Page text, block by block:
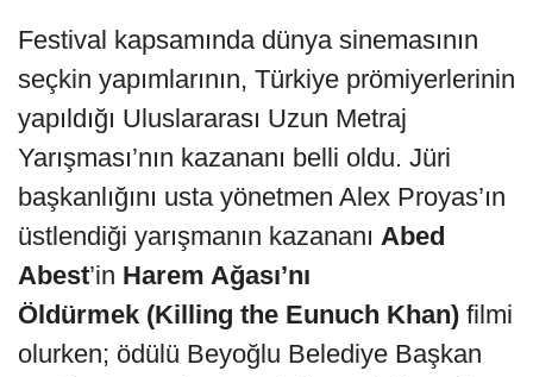
Festival kapsamında dünya sinemasının
seçkin yapımlarının, Türkiye prömiyerlerinin
yapıldığı Uluslararası Uzun Metraj
Yarışması’nın kazananı belli oldu. Jüri
başkanlığını usta yönetmen Alex Proyas’ın
üstlendiği yarışmanın kazananı Abed
Abest’in Harem Ağası’nı
Öldürmek (Killing the Eunuch Khan) filmi
olurken; ödülü Beyoğlu Belediye Başkan